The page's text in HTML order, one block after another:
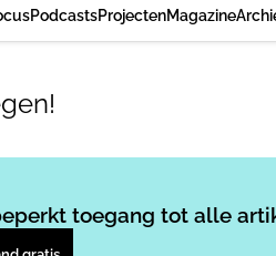
PodcastsProjectenMagazine
toegang tot alle